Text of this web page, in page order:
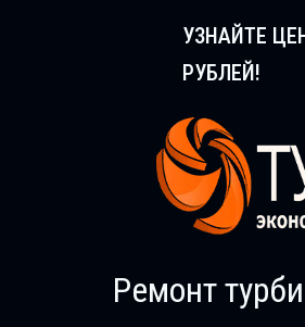
УЗНАЙТЕ
РУБЛЕЙ!
Ремонт